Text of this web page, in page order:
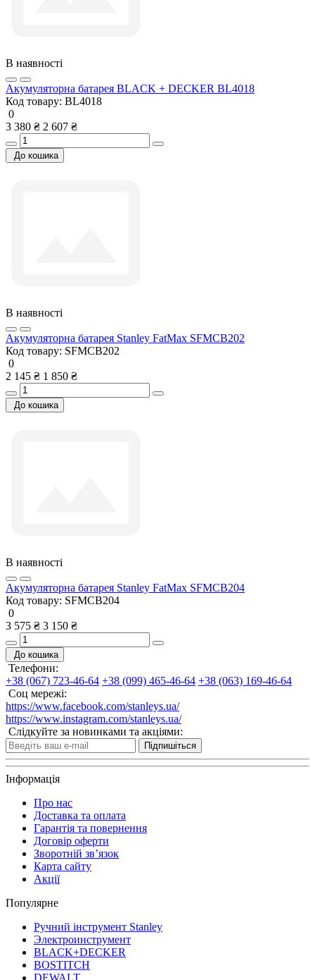
В наявності
Акумуляторна батарея BLACK + DECKER BL4018
Код товару: BL4018
0
3 380 ₴ 2 607 ₴
До кошика
В наявності
Акумуляторна батарея Stanley FatMax SFMCB202
Код товару: SFMCB202
0
2 145 ₴ 1 850 ₴
До кошика
В наявності
Акумуляторна батарея Stanley FatMax SFMCB204
Код товару: SFMCB204
0
3 575 ₴ 3 150 ₴
До кошика
Телефони:
+38 (067) 723-46-64 +38 (099) 465-46-64 +38 (063) 169-46-64
Соц мережі:
https://www.facebook.com/stanleys.ua/
https://www.instagram.com/stanleys.ua/
Слідкуйте за новинками та акціями:
Підпишіться
Інформація
Про нас
Доставка та оплата
Гарантія та повернення
Договір оферти
Зворотній зв’язок
Карта сайту
Акції
Популярне
Ручний інструмент Stanley
Электроинструмент
BLACK+DECKER
BOSTITCH
DEWALT